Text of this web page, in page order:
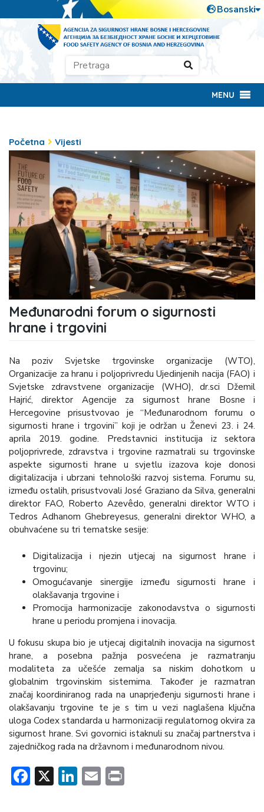
MENU
Početna Vijesti
Međunarodni forum o sigurnosti
hrane i trgovini
Na poziv Svjetske trgovinske organizacije (WTO),
Organizacije za hranu i poljoprivredu Ujedinjenih nacija (FAO) i
Svjetske zdravstvene organizacije (WHO), dr.sci Džemil
Hajrić, direktor Agencije za sigurnost hrane Bosne i
Hercegovine prisustvovao je “Međunarodnom forumu o
sigurnosti hrane i trgovini” koji je održan u Ženevi 23. i 24.
aprila 2019. godine. Predstavnici institucija iz sektora
poljoprivrede, zdravstva i trgovine razmatrali su trgovinske
aspekte sigurnosti hrane u svjetlu izazova koje donosi
digitalizacija i ubrzani tehnološki razvoj sistema. Forumu su,
između ostalih, prisustvovali José Graziano da Silva, generalni
direktor FAO, Roberto Azevêdo, generalni direktor WTO i
Tedros Adhanom Ghebreyesus, generalni direktor WHO, a
obuhvaćene su tri tematske sesije:
Digitalizacija i njezin utjecaj na sigurnost hrane i
trgovinu;
Omogućavanje sinergije između sigurnosti hrane i
olakšavanja trgovine i
Promocija harmonizacije zakonodavstva o sigurnosti
hrane u periodu promjena i inovacija.
U fokusu skupa bio je utjecaj digitalnih inovacija na sigurnost
hrane, a posebna pažnja posvećena je razmatranju
modaliteta za učešće zemalja sa niskim dohotkom u
globalnim trgovinskim sistemima. Također je razmatran
značaj koordiniranog rada na unaprjeđenju sigurnosti hrane i
olakšavanju trgovine te je s tim u vezi naglašena ključna
uloga Codex standarda u harmonizaciji regulatornog okvira za
sigurnost hrane. Svi govornici istaknuli su značaj partnerstva i
zajedničkog rada na državnom i međunarodnom nivou.
Facebook
X LinkedIn
Email